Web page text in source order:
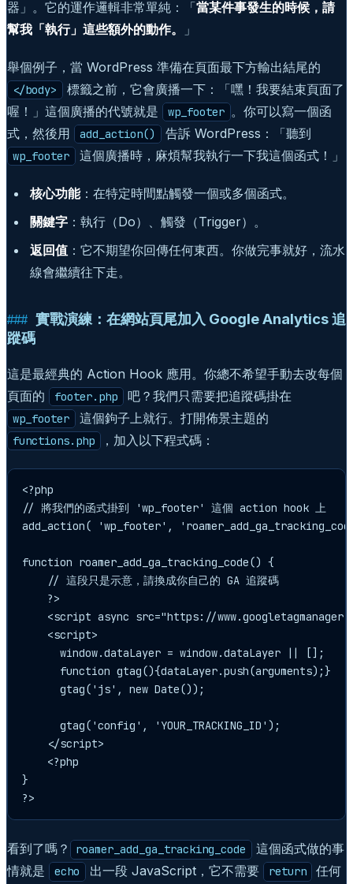
器」。它的運作邏輯非常單純：「當某件事發生的時候，請
幫我「執行」這些額外的動作。
」
舉個例子，當 WordPress 準備在頁面最下方輸出結尾的
</body>
標籤之前，它會廣播一下：「嘿！我要結束頁面了
喔！」這個廣播的代號就是
wp_footer 。你可以寫一個函
式，然後用
add_action() 告訴 WordPress：「聽到
wp_footer 這個廣播時，麻煩幫我執行一下我這個函式！」
核心功能：在特定時間點觸發一個或多個函式。
關鍵字：執行（Do）、觸發（Trigger）。
返回值：它不期望你回傳任何東西。你做完事就好，流水
線會繼續往下走。
實戰演練：在網站頁尾加入 Google Analytics 追
蹤碼
這是最經典的 Action Hook 應用。你總不希望手動去改每個
頁面的
footer.php 吧？我們只需要把追蹤碼掛在
wp_footer 這個鉤子上就行。打開佈景主題的
functions.php ，加入以下程式碼：
<?php
// 將我們的函式掛到 'wp_footer' 這個 action hook 上
add_action( 'wp_footer',
function roamer_add_ga_tracking_code() {
    // 這段只是示意，請換成你自己的 GA 追蹤碼
    ?>
<script async src="https://
    <script>
      window.dataLayer = window.dataLayer || [];
      function gtag(){dataLayer.push(arguments);}
      gtag('js', new Date());
      gtag('config', 'YOUR_TRACKING_ID');
    </script>
    <?php
}
?>
看到了嗎？ roamer_add_ga_tracking_code
這個函式做的事
情就是
echo 出一段 JavaScript，它不需要 return
任何